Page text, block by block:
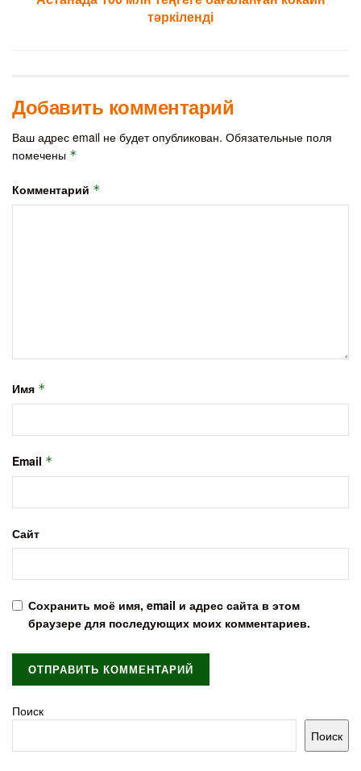
тәркіленді
Добавить комментарий
Ваш адрес email не будет опубликован. Обязательные поля
помечены *
Комментарий *
Имя *
Email *
Сайт
Сохранить моё имя, email и адрес сайта в этом
браузере для последующих моих комментариев.
Поиск
Поиск